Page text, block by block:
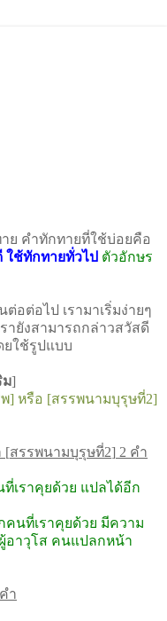
ย คำทักทายที่ใช้บ่อยคือ
ใช้ทักทายทั่วไป ตัวอักษร
อต่อไป เรามาเริ่มง่ายๆ
รายังสามารถกล่าวสวัสดี
ใช้รูปแบบ
ม]
] หรือ [สรรพนามบุรุษที่2]
[สรรพนามบุรุษที่2] 2 คำ
ที่เราคุยด้วย แปลได้อีก
คนที่เราคุยด้วย มีความ
อาวุโส คนแปลกหน้า
คำ